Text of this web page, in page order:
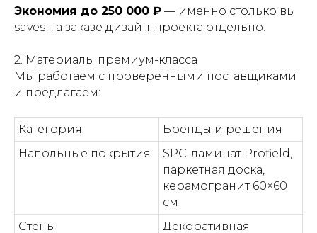
Экономия до 250 000 ₽ — именно столько вы
saves на заказе дизайн-проекта отдельно.
2. Материалы премиум-класса
Мы работаем с проверенными поставщиками
и предлагаем:
Категория
Бренды и решения
Напольные покрытия
SPC-ламинат Profield,
паркетная доска,
керамогранит 60×60
см
Стены
Декоративная